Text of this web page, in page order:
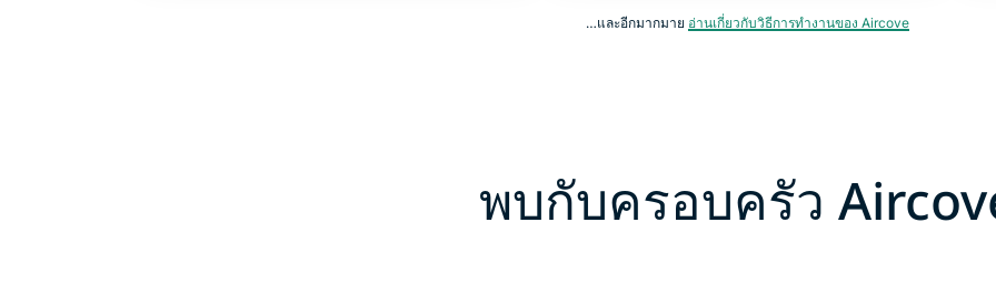
…และอีกมากมาย อ่านเกี่ยวกับวิธีการทำงานของ Aircove
พบกับครอบครัว